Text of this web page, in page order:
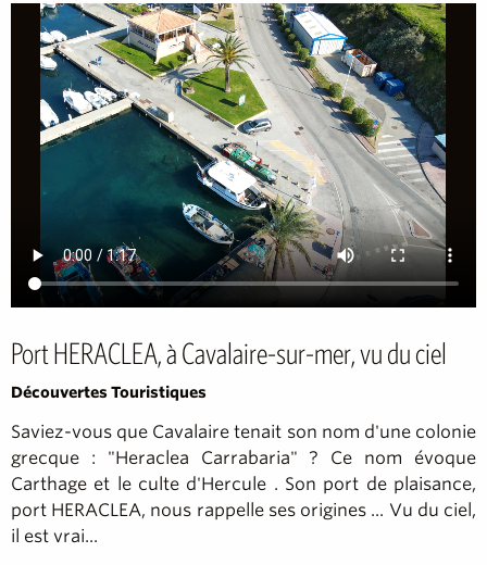
Port HERACLEA, à Cavalaire-sur-mer, vu du ciel
Découvertes Touristiques
Saviez-vous que Cavalaire tenait son nom d'une colonie
grecque : "Heraclea Carrabaria" ? Ce nom évoque
Carthage et le culte d'Hercule . Son port de plaisance,
port HERACLEA, nous rappelle ses origines ... Vu du ciel,
il est vrai...